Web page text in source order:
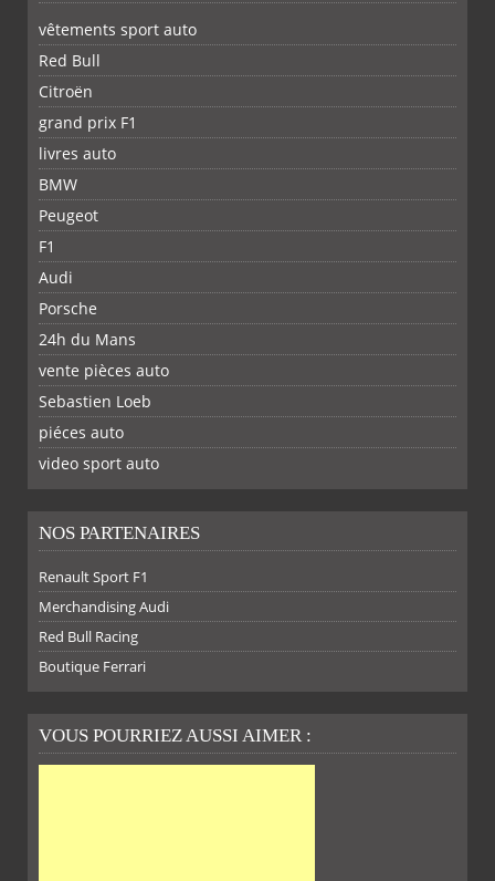
FACEBOOKTWITTER
vêtements sport auto
Red Bull
Citroën
grand prix F1
livres auto
BMW
Peugeot
F1
Audi
Porsche
24h du Mans
vente pièces auto
Sebastien Loeb
piéces auto
video sport auto
NOS PARTENAIRES
Renault Sport F1
Merchandising Audi
Red Bull Racing
Boutique Ferrari
VOUS POURRIEZ AUSSI AIMER :